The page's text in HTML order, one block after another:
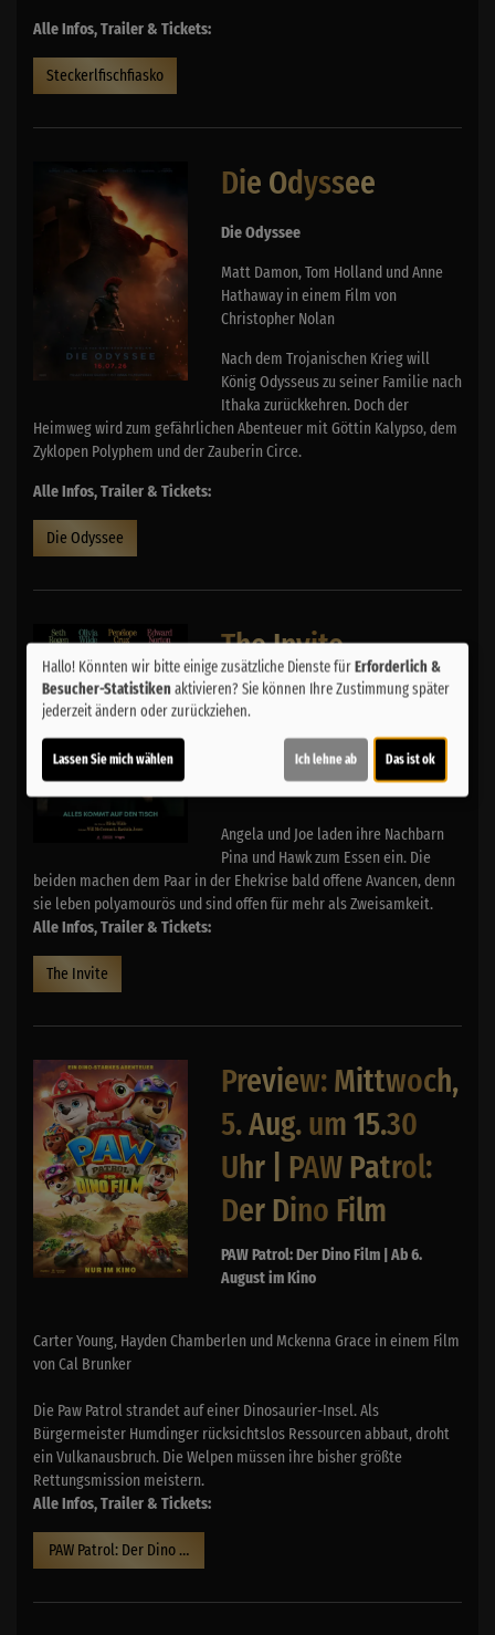
Alle Infos, Trailer & Tickets:
Steckerlfischfiasko
Die Odyssee
Die Odyssee
Matt Damon, Tom Holland und Anne
Hathaway in einem Film von
Christopher Nolan
Nach dem Trojanischen Krieg will
König Odysseus zu seiner Familie nach
Ithaka zurückkehren. Doch der
Heimweg wird zum gefährlichen Abenteuer mit Göttin Kalypso, dem
Zyklopen Polyphem und der Zauberin Circe.
Alle Infos, Trailer & Tickets:
Die Odyssee
The Invite
The Invite
Seth Rogen, Olivia Wilde und
Penelope Cruz in einem Film von
Olivia Wilde
Angela und Joe laden ihre Nachbarn
Pina und Hawk zum Essen ein. Die
beiden machen dem Paar in der Ehekrise bald offene Avancen, denn
sie leben polyamourös und sind offen für mehr als Zweisamkeit.
Alle Infos, Trailer & Tickets:
The Invite
Preview: Mittwoch,
5. Aug. um 15.30
Uhr | PAW Patrol:
Der Dino Film
PAW Patrol: Der Dino Film | Ab 6.
August im Kino
Carter Young, Hayden Chamberlen und Mckenna Grace in einem Film
von Cal Brunker
Die Paw Patrol strandet auf einer Dinosaurier-Insel. Als
Bürgermeister Humdinger rücksichtslos Ressourcen abbaut, droht
ein Vulkanausbruch. Die Welpen müssen ihre bisher größte
Rettungsmission meistern.
Alle Infos, Trailer & Tickets:
PAW Patrol: Der Dino Film
Hallo! Könnten wir bitte einige zusätzliche Dienste fürErforderlich &
Besucher-Statistikenaktivieren? Sie können Ihre Zustimmung später
jederzeit ändern oder zurückziehen.
Lassen Sie mich wählen Ich lehne ab Das ist ok